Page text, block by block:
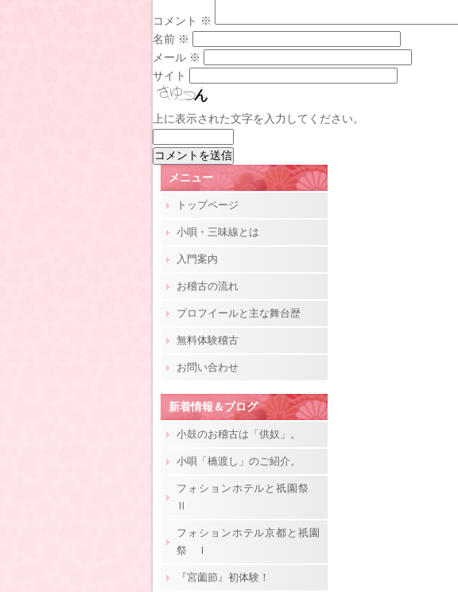
コメント ※
名前 ※
メール ※
サイト
上に表示された文字を入力してください。
メニュー
トップページ
小唄・三味線とは
入門案内
お稽古の流れ
プロフイールと主な舞台歴
無料体験稽古
お問い合わせ
新着情報＆ブログ
小鼓のお稽古は「供奴」。
小唄「橋渡し」のご紹介。
フォションホテルと祇園祭
Ⅱ
フォションホテル京都と祇園
祭 Ⅰ
『宮薗節』初体験！